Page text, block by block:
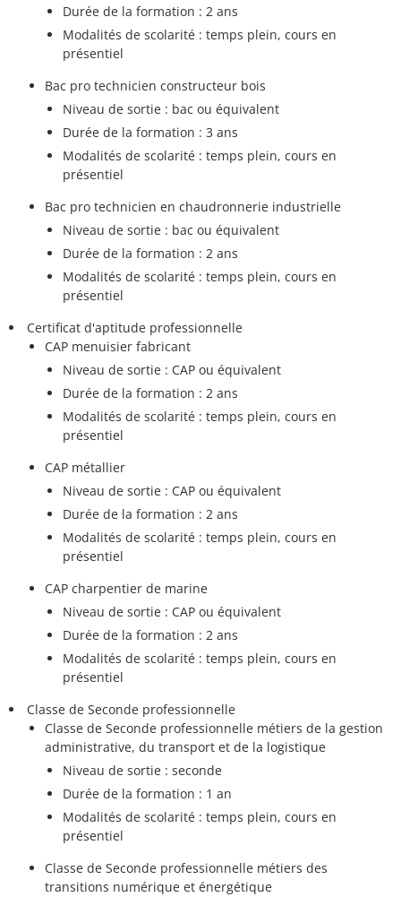
Durée de la formation : 2 ans
Modalités de scolarité : temps plein, cours en
présentiel
Bac pro technicien constructeur bois
Niveau de sortie : bac ou équivalent
Durée de la formation : 3 ans
Modalités de scolarité : temps plein, cours en
présentiel
Bac pro technicien en chaudronnerie industrielle
Niveau de sortie : bac ou équivalent
Durée de la formation : 2 ans
Modalités de scolarité : temps plein, cours en
présentiel
Certificat d'aptitude professionnelle
CAP menuisier fabricant
Niveau de sortie : CAP ou équivalent
Durée de la formation : 2 ans
Modalités de scolarité : temps plein, cours en
présentiel
CAP métallier
Niveau de sortie : CAP ou équivalent
Durée de la formation : 2 ans
Modalités de scolarité : temps plein, cours en
présentiel
CAP charpentier de marine
Niveau de sortie : CAP ou équivalent
Durée de la formation : 2 ans
Modalités de scolarité : temps plein, cours en
présentiel
Classe de Seconde professionnelle
Classe de Seconde professionnelle métiers de la gestion
administrative, du transport et de la logistique
Niveau de sortie : seconde
Durée de la formation : 1 an
Modalités de scolarité : temps plein, cours en
présentiel
Classe de Seconde professionnelle métiers des
transitions numérique et énergétique